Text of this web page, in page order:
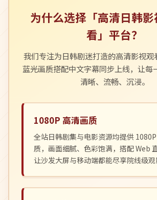
为什么选择「高清日韩
看」平台？
我们专注为日韩剧迷打造的高清影视观
蓝光画质搭配中文字幕同步上线，让每
清晰、流畅、沉浸。
1080P 高清画质
全站日韩剧集与电影资源均提供
质，画面细腻、色彩饱满，搭配 Web
让沙发大屏与移动端都能尽享院线级观